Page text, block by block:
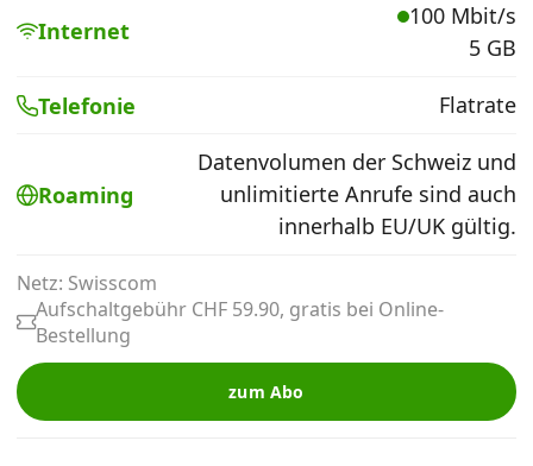
Handy-Abo kündigen oder
wechseln
Alle Mobile-Vergleiche
Internet, TV, Telefon
Internet
100 Mbit/s
5 GB
Telefonie Flatrate
Roaming
Datenvolumen der Schweiz und
unlimitierte Anrufe sind auch
innerhalb EU/UK gültig.
Netz: Swisscom
Aufschaltgebühr CHF 59.90, gratis bei Online-
Bestellung
zum Abo